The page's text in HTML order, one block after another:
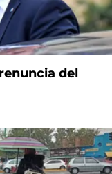
del